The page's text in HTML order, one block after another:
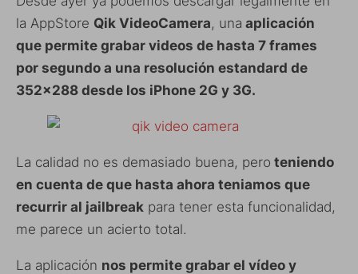
la AppStore Qik VideoCamera, una aplicación
que permite grabar videos de hasta 7 frames
por segundo a una resolución estandard de
352×288 desde los iPhone 2G y 3G.
La calidad no es demasiado buena, pero teniendo
en cuenta de que hasta ahora teniamos que
recurrir al jailbreak para tener esta funcionalidad,
me parece un acierto total.
La aplicación nos permite grabar el vídeo y